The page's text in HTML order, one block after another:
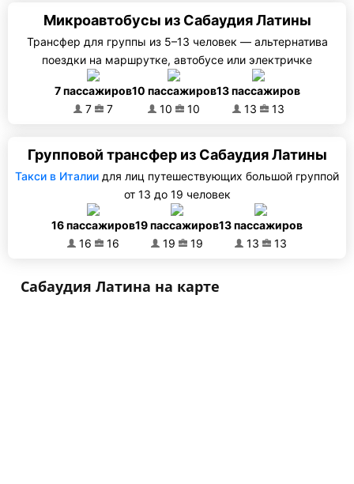
Микроавтобусы из Сабаудия Латины
Трансфер для группы из 5–13 человек — альтернатива
поездки на маршрутке, автобусе или электричке
7 пассажиров
7
7
10 пассажиров
10
10
13 пассажиров
13
13
Групповой трансфер из Сабаудия Латины
Такси в Италии для лиц путешествующих большой группой
от 13 до 19 человек
16 пассажиров
16
16
19 пассажиров
19
19
13 пассажиров
13
13
Сабаудия Латина на карте